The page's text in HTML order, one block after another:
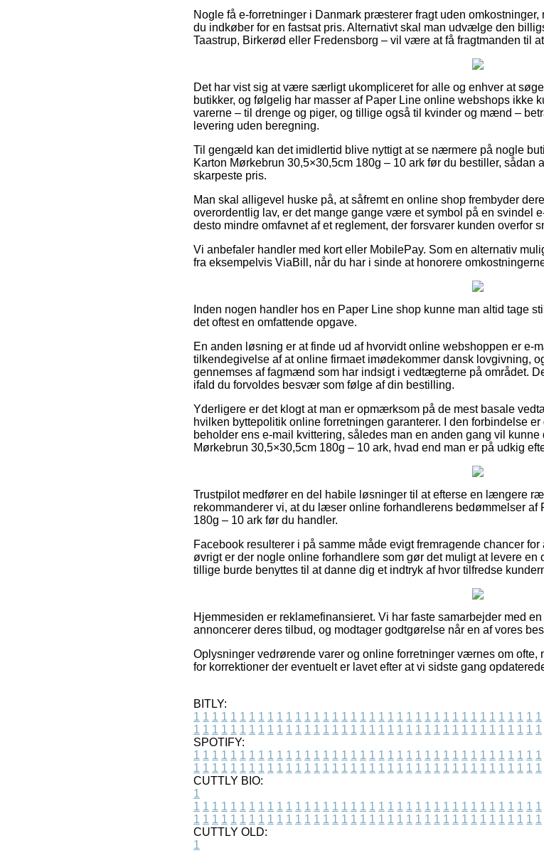
Nogle få e-forretninger i Danmark præsterer fragt uden
du indkøber for en fastsat pris. Alternativt skal man udvælge den
Taastrup, Birkerød eller Fredensborg – vil være at få fragtmanden til
Det har vist sig at være særligt ukompliceret for alle og enhver at
butikker, og følgelig har masser af Paper Line online webshops ikke
varerne – til drenge og piger, og tillige også til kvinder og mænd –
levering uden beregning.
Til gengæld kan det imidlertid blive nyttigt at se nærmere på nogle
Karton Mørkebrun 30,5×30,5cm 180g – 10 ark før du bestiller, sådan
skarpeste pris.
Man skal alligevel huske på, at såfremt en online shop frembyder
overordentlig lav, er det mange gange være et symbol på en svindel
desto mindre omfavnet af et reglement, der forsvarer kunden overfor
Vi anbefaler handler med kort eller MobilePay. Som en alternativ
fra eksempelvis ViaBill, når du har i sinde at honorere
Inden nogen handler hos en Paper Line shop kunne man altid tage
det oftest en omfattende opgave.
En anden løsning er at finde ud af hvorvidt online webshoppen er e-
tilkendegivelse af at online firmaet imødekommer dansk lovgivning,
gennemses af fagmænd som har indsigt i vedtægterne på området.
ifald du forvoldes besvær som følge af din bestilling.
Yderligere er det klogt at man er opmærksom på de mest basale
hvilken byttepolitik online forretningen garanterer. I den forbindelse
beholder ens e-mail kvittering, således man en anden gang vil
Mørkebrun 30,5×30,5cm 180g – 10 ark, hvad end man er på udkig
Trustpilot medfører en del habile løsninger til at efterse en længere
rekommanderer vi, at du læser online forhandlerens bedømmelser af
180g – 10 ark før du handler.
Facebook resulterer i på samme måde evigt fremragende chancer
øvrigt er der nogle online forhandlere som gør det muligt at levere
tillige burde benyttes til at danne dig et indtryk af hvor tilfredse
Hjemmesiden er reklamefinansieret. Vi har faste samarbejder med
annoncerer deres tilbud, og modtager godtgørelse når en af vores
Oplysninger vedrørende varer og online forretninger værnes om ofte,
for korrektioner der eventuelt er lavet efter at vi sidste gang
BITLY:
1 1 1 1 1 1 1 1 1 1 1 1 1 1 1 1 1 1 1 1 1 1 1 1 1 1 1 1 1 1 1 1 1 1 1 1 1 1
1 1 1 1 1 1 1 1 1 1 1 1 1 1 1 1 1 1 1 1 1 1 1 1 1 1 1 1 1 1 1 1 1 1 1 1 1 1
SPOTIFY:
1 1 1 1 1 1 1 1 1 1 1 1 1 1 1 1 1 1 1 1 1 1 1 1 1 1 1 1 1 1 1 1 1 1 1 1 1 1
1 1 1 1 1 1 1 1 1 1 1 1 1 1 1 1 1 1 1 1 1 1 1 1 1 1 1 1 1 1 1 1 1 1 1 1 1 1
CUTTLY BIO:
1
1 1 1 1 1 1 1 1 1 1 1 1 1 1 1 1 1 1 1 1 1 1 1 1 1 1 1 1 1 1 1 1 1 1 1 1 1 1
1 1 1 1 1 1 1 1 1 1 1 1 1 1 1 1 1 1 1 1 1 1 1 1 1 1 1 1 1 1 1 1 1 1 1 1 1 1
CUTTLY OLD:
1